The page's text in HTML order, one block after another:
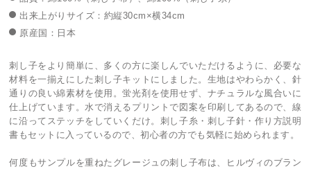
出来上がりサイズ：約縦30cm×横34cm
原産国：日本
刺し子をより簡単に、多くの方に楽しんでいただけるように、必要な
材料を一揃えにした刺し子キットにしました。生地はやわらかく、針
通りの良い綿素材を使用。蛍光剤を使用せず、ナチュラルな風合いに
仕上げています。水で消えるプリントで図案を印刷してあるので、線
に沿ってステッチをしていくだけ。刺し子糸・刺し子針・作り方説明
書もセットに入っているので、初心者の方でも気軽に始められます。
何度もサンプルを重ねたグレージュの刺し子布は、ヒルヴィのブラン